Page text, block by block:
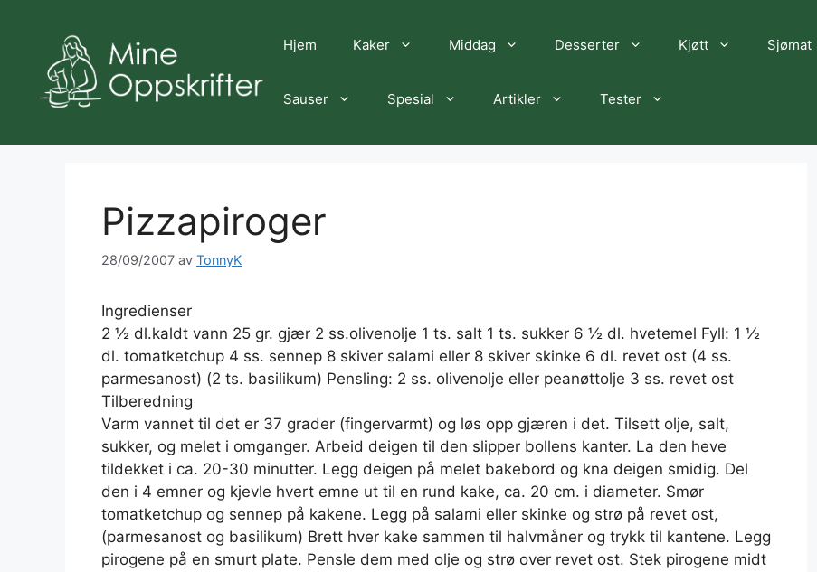
Hjem Kaker Middag Desserter Kjøtt Sjømat
Sauser Spesial Artikler Tester
Pizzapiroger
28/09/2007 av TonnyK
Ingredienser
2 ½ dl.kaldt vann 25 gr. gjær 2 ss.olivenolje 1 ts. salt 1 ts. sukker 6 ½ dl. hvetemel Fyll: 1 ½
dl. tomatketchup 4 ss. sennep 8 skiver salami eller 8 skiver skinke 6 dl. revet ost (4 ss.
parmesanost) (2 ts. basilikum) Pensling: 2 ss. olivenolje eller peanøttolje 3 ss. revet ost
Tilberedning
Varm vannet til det er 37 grader (fingervarmt) og løs opp gjæren i det. Tilsett olje, salt,
sukker, og melet i omganger. Arbeid deigen til den slipper bollens kanter. La den heve
tildekket i ca. 20-30 minutter. Legg deigen på melet bakebord og kna deigen smidig. Del
den i 4 emner og kjevle hvert emne ut til en rund kake, ca. 20 cm. i diameter. Smør
tomatketchup og sennep på kakene. Legg på salami eller skinke og strø på revet ost,
(parmesanost og basilikum) Brett hver kake sammen til halvmåner og trykk til kantene. Legg
pirogene på en smurt plate. Pensle dem med olje og strø over revet ost. Stek pirogene midt